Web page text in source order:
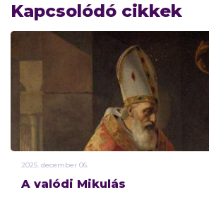
Kapcsolódó cikkek
2025. december 06.
A valódi Mikulás